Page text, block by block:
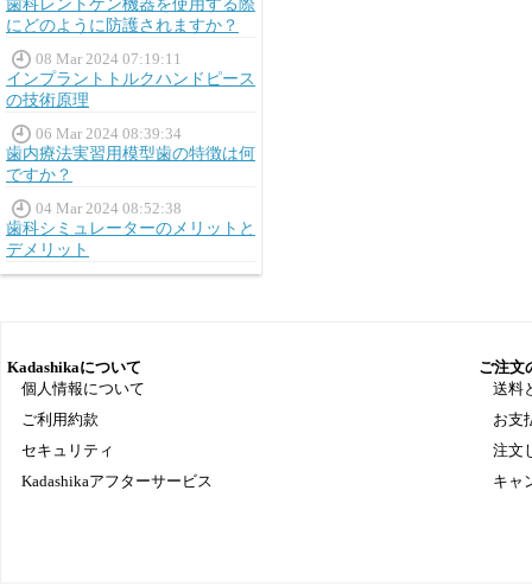
歯科レントゲン機器を使用する際
にどのように防護されますか？
08 Mar 2024 07:19:11
インプラントトルクハンドピース
の技術原理
06 Mar 2024 08:39:34
歯内療法実習用模型歯の特徴は何
ですか？
04 Mar 2024 08:52:38
歯科シミュレーターのメリットと
デメリット
Kadashikaについて
個人情報について
ご利用約款
セキュリティ
Kadashikaアフターサービス
ご注文
送料
お支
注文
キャ